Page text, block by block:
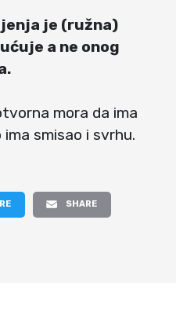
je (ružna)
a ne onog
mora da ima
smisao i svrhu.